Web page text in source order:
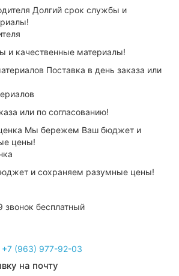
и качественные материалы!
или по согласованию!
и сохраняем разумные цены!
+7 (963) 977-92-03
на почту